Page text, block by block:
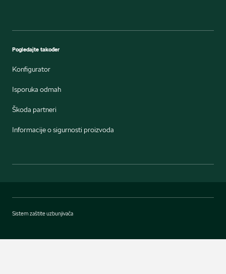
Pogledajte također
Konfigurator
Isporuka odmah
Škoda partneri
Informacije o sigurnosti proizvoda
Sistem zaštite uzbunjivača